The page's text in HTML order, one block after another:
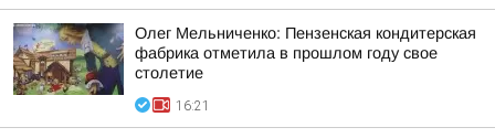
Олег Мельниченко: Пензенская кондитерская
фабрика отметила в прошлом году свое
столетие
16:21